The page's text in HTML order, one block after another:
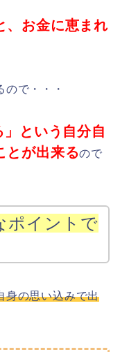
、お金に恵まれ
で・・・
」という自分自
とが出来るので
ポイントで
身の思い込みで出